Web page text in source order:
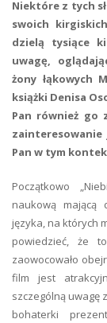
Niektóre z tych
swoich
dzielą tysiące
uwagę,
żony łąkowych
książki Denisa
Pan również go
Pan w tym
Początkowo
naukową mającą
języka, na których
powiedzieć, że
zaowocowało
film jest
szczególną uwagę
bohaterki